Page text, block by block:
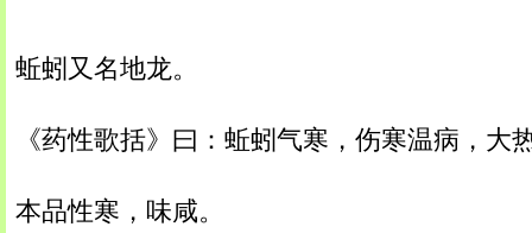
蚯蚓又名地龙。
《药性歌括》曰：蚯蚓气寒，伤寒温病，大
本品性寒，味咸。